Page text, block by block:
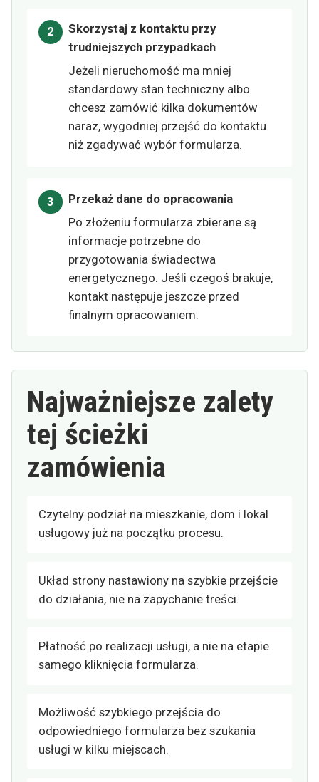
Skorzystaj z kontaktu przy
trudniejszych przypadkach
Jeżeli nieruchomość ma mniej
standardowy stan techniczny albo
chcesz zamówić kilka dokumentów
naraz, wygodniej przejść do kontaktu
niż zgadywać wybór formularza.
Przekaż dane do opracowania
Po złożeniu formularza zbierane są
informacje potrzebne do
przygotowania świadectwa
energetycznego. Jeśli czegoś brakuje,
kontakt następuje jeszcze przed
finalnym opracowaniem.
Najważniejsze zalety
tej ścieżki
zamówienia
Czytelny podział na mieszkanie, dom i lokal
usługowy już na początku procesu.
Układ strony nastawiony na szybkie przejście
do działania, nie na zapychanie treści.
Płatność po realizacji usługi, a nie na etapie
samego kliknięcia formularza.
Możliwość szybkiego przejścia do
odpowiedniego formularza bez szukania
usługi w kilku miejscach.